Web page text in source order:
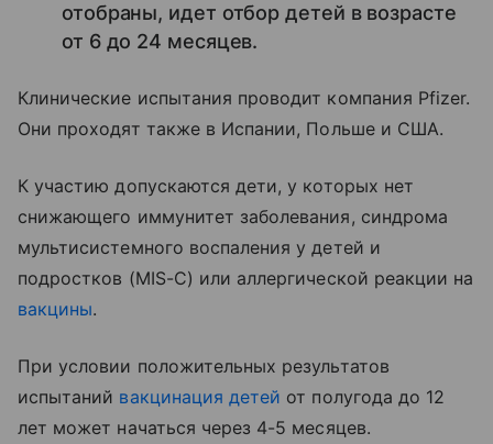
отобраны, идет отбор детей в возрасте
от 6 до 24 месяцев.
Клинические испытания проводит компания Pfizer.
Они проходят также в Испании, Польше и США.
К участию допускаются дети, у которых нет
снижающего иммунитет заболевания, синдрома
мультисистемного воспаления у детей и
подростков (MIS-C) или аллергической реакции на
вакцины.
При условии положительных результатов
испытаний вакцинация детей от полугода до 12
лет может начаться через 4-5 месяцев.